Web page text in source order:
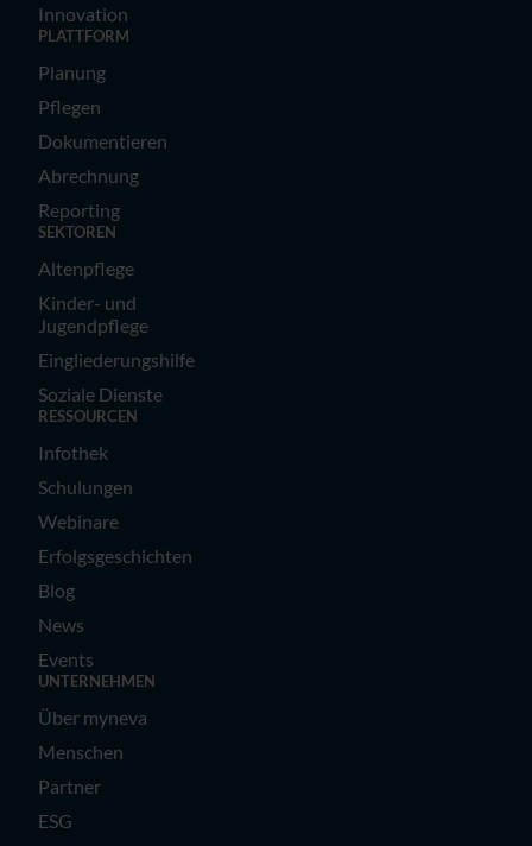
Innovation
PLATTFORM
Planung
Pflegen
Dokumentieren
Abrechnung
Reporting
SEKTOREN
Altenpflege
Kinder- und
Jugendpflege
Eingliederungshilfe
Soziale Dienste
RESSOURCEN
Infothek
Schulungen
Webinare
Erfolgsgeschichten
Blog
News
Events
UNTERNEHMEN
Über myneva
Menschen
Partner
ESG